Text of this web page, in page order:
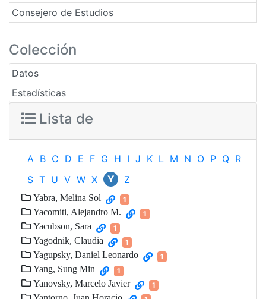
Consejero de Estudios
Colección
Datos
Estadísticas
Lista de
A B C D E F G H I J K L M N O P Q R
S T U V W X Y Z
Yabra, Melina Sol 1
Yacomiti, Alejandro M. 1
Yacubson, Sara 1
Yagodnik, Claudia 1
Yagupsky, Daniel Leonardo 1
Yang, Sung Min 1
Yanovsky, Marcelo Javier 1